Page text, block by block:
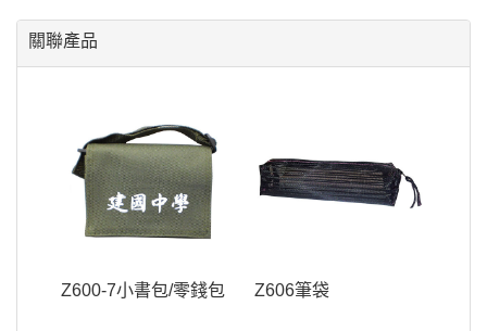
關聯產品
Z600-7小書包/零錢包 Z606筆袋